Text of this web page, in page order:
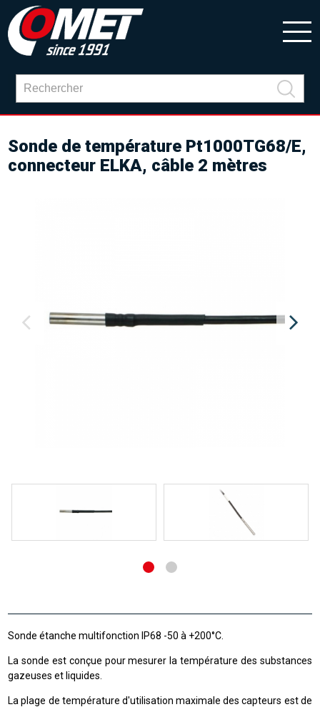
Sonde de température Pt1000TG68/E,
connecteur ELKA, câble 2 mètres
Sonde étanche multifonction IP68 -50 à +200°C.
La sonde est conçue pour mesurer la température des substances
gazeuses et liquides.
La plage de température d'utilisation maximale des capteurs est de